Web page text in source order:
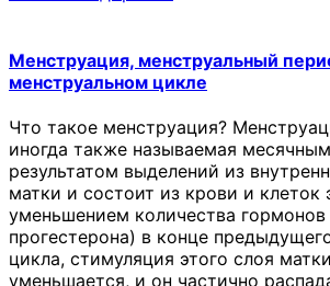
Менструация, менструальный
менструальном цикле
Что такое менструация?
иногда также называемая
результатом выделений из
матки и состоит из крови и клеток
уменьшением количества гормонов
прогестерона) в конце
цикла, стимуляция этого слоя
уменьшается, и он частично